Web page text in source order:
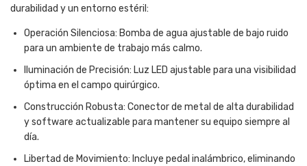
durabilidad y un entorno estéril:
Operación Silenciosa: Bomba de agua ajustable de bajo ruido
para un ambiente de trabajo más calmo.
Iluminación de Precisión: Luz LED ajustable para una visibilidad
óptima en el campo quirúrgico.
Construcción Robusta: Conector de metal de alta durabilidad
y software actualizable para mantener su equipo siempre al
día.
Libertad de Movimiento: Incluye pedal inalámbrico, eliminando